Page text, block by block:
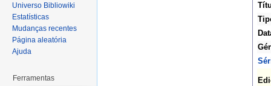
Universo Bibliowiki
Estatísticas
Mudanças recentes
Página aleatória
Ajuda
Ferramentas